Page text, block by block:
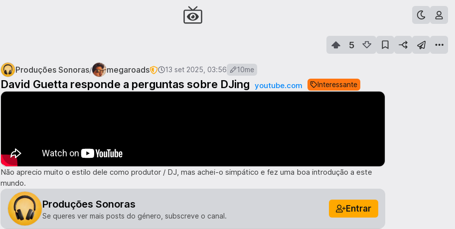
5
Produções Sonoras/ megaroads 13 set 2025, 03:56 10me
David Guetta responde a perguntas sobre DJing youtube.com Interessante
Não aprecio muito o estilo dele como produtor / DJ, mas achei-o simpático e fez uma boa introdução a este
mundo.
Produções Sonoras
Se queres ver mais posts do género, subscreve o canal.
Entrar